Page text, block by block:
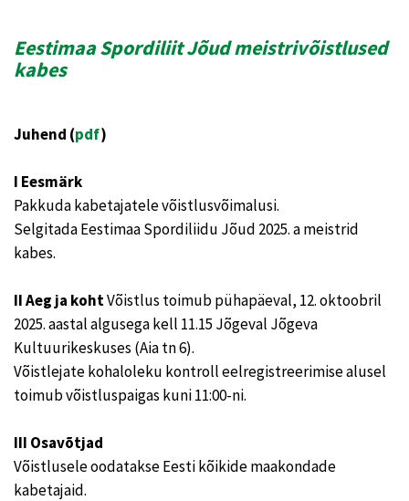
Eestimaa Spordiliit Jõud meistrivõistlused
kabes
Juhend (pdf)
I Eesmärk
Pakkuda kabetajatele võistlusvõimalusi.
Selgitada Eestimaa Spordiliidu Jõud 2025. a meistrid
kabes.
II Aeg ja kohtVõistlus toimub pühapäeval, 12. oktoobril
2025. aastal algusega kell 11.15 Jõgeval Jõgeva
Kultuurikeskuses (Aia tn 6).
Võistlejate kohaloleku kontroll eelregistreerimise alusel
toimub võistluspaigas kuni 11:00-ni.
III Osavõtjad
Võistlusele oodatakse Eesti kõikide maakondade
kabetajaid.